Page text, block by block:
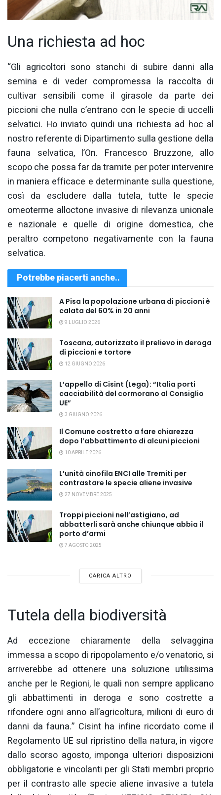
Una richiesta ad hoc
“Gli agricoltori sono stanchi di subire danni alla
semina e di veder compromessa la raccolta di
cultivar sensibili come il girasole da parte dei
piccioni che nulla c’entrano con le specie di uccelli
selvatici. Ho inviato quindi una richiesta ad hoc al
nostro referente di Dipartimento sulla gestione della
fauna selvatica, l’On. Francesco Bruzzone, allo
scopo che possa far da tramite per poter intervenire
in maniera efficace e determinante sulla questione,
così da escludere dalla tutela, tutte le specie
omeoterme alloctone invasive di rilevanza unionale
e nazionale e quelle di origine domestica, che
peraltro competono negativamente con la fauna
selvatica.
Potrebbe piacerti anche..
A Pisa la popolazione urbana di piccioni è
calata del 60% in 20 anni
9 LUGLIO 2026
Toscana, autorizzato il prelievo in deroga
di piccioni e tortore
12 GIUGNO 2026
L’appello di Cisint (Lega): “Italia porti
cacciabilità del cormorano al Consiglio
UE”
3 GIUGNO 2026
Il Comune costretto a fare chiarezza
dopo l’abbattimento di alcuni piccioni
10 APRILE 2026
L’unità cinofila ENCI alle Tremiti per
contrastare le specie aliene invasive
27 NOVEMBRE 2025
Troppi piccioni nell’astigiano, ad
abbatterli sarà anche chiunque abbia il
porto d’armi
7 AGOSTO 2025
CARICA ALTRO
Tutela della biodiversità
Ad eccezione chiaramente della selvaggina
immessa a scopo di ripopolamento e/o venatorio, si
arriverebbe ad ottenere una soluzione utilissima
anche per le Regioni, le quali non sempre applicano
gli abbattimenti in deroga e sono costrette a
rifondere ogni anno all’agricoltura, milioni di euro di
danni da fauna.” Cisint ha infine ricordato come il
Regolamento UE sul ripristino della natura, in vigore
dallo scorso agosto, imponga ulteriori disposizioni
obbligatorie e vincolanti per gli Stati membri proprio
per il contrasto alle specie aliene invasive a tutela